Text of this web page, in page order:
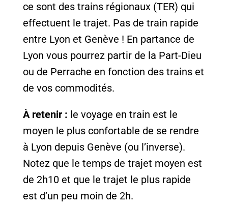
ce sont des trains régionaux (TER) qui
effectuent le trajet. Pas de train rapide
entre Lyon et Genève ! En partance de
Lyon vous pourrez partir de la Part-Dieu
ou de Perrache en fonction des trains et
de vos commodités.
À retenir : le voyage en train est le
moyen le plus confortable de se rendre
à Lyon depuis Genève (ou l’inverse).
Notez que le temps de trajet moyen est
de 2h10 et que le trajet le plus rapide
est d’un peu moin de 2h.